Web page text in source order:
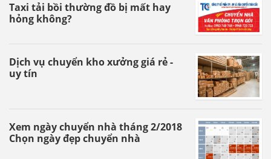
Taxi tải bồi thường đồ bị mất hay
hỏng không?
Dịch vụ chuyển kho xưởng giá rẻ -
uy tín
Xem ngày chuyển nhà tháng 2/2018
Chọn ngày đẹp chuyển nhà